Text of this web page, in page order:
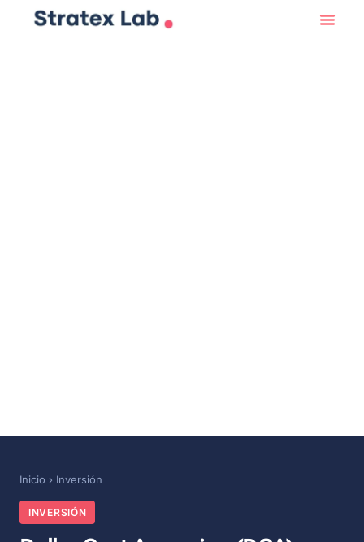
Inicio › Inversión
INVERSIÓN